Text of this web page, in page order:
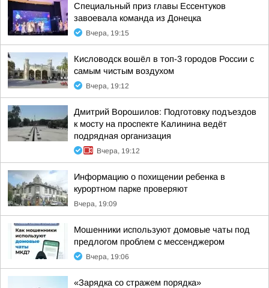
Специальный приз главы Ессентуков
завоевала команда из Донецка
Вчера, 19:15
Кисловодск вошёл в топ-3 городов России с
самым чистым воздухом
Вчера, 19:12
Дмитрий Ворошилов: Подготовку подъездов
к мосту на проспекте Калинина ведёт
подрядная организация
Вчера, 19:12
Информацию о похищении ребенка в
курортном парке проверяют
Вчера, 19:09
Мошенники используют домовые чаты под
предлогом проблем с мессенджером
Вчера, 19:06
«Зарядка со стражем порядка»